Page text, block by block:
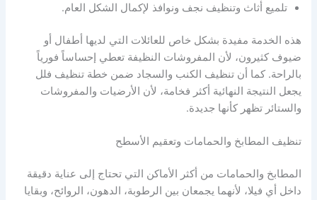
تلميع أثاث وتنظيف نجف ونوافذ لإكمال الشكل العام.
هذه الخدمة مفيدة بشكل خاص للعائلات التي لديها أطفال أو
ضيوف كثيرون، لأن المفروشات النظيفة تعطي إحساساً فورياً
بالراحة. كما أن تنظيف الكنب والسجاد ضمن خطة تنظيف فلل
يجعل النتيجة النهائية أكثر فخامة، لأن الأرضيات والمفروشات
والستائر تظهر كأنها جديدة.
تنظيف المطابخ والحمامات وتعقيم الأسطح
المطابخ والحمامات من أكثر الأماكن التي تحتاج إلى عناية دقيقة
داخل أي فيلا، لأنهما يجمعان بين الرطوبة، الدهون، الروائح، وبقايا